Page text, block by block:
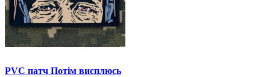
PVC патч Потім висплюсь